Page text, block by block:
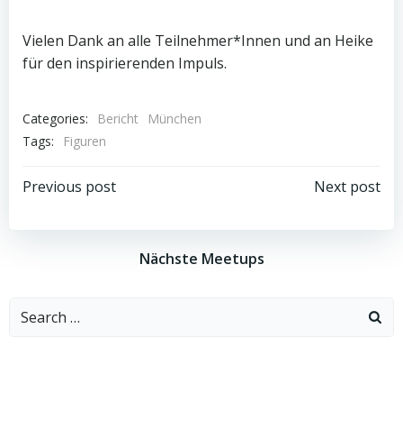
Vielen Dank an alle Teilnehmer*Innen und an Heike
für den inspirierenden Impuls.
Categories: Bericht
München
Tags:
Figuren
Beitragsnavigation
Previous post Next post
Nächste Meetups
Search